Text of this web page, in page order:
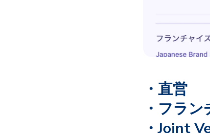
・直営
・フラ
・Joint